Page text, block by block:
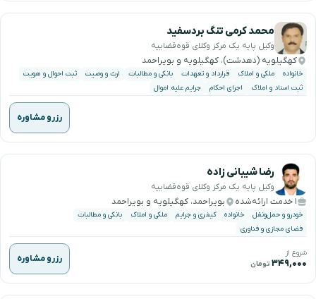
محمد کرمی تنگ بردسفید
وکیل پایه یک مرکز وکلای قوه‌قضاییه
کهگیلویه (دهدشت)، کهگیلویه و بویراحمد
خانواده ملکی و املاک قرارداد و تعهدات بانکی و مطالبات ارث و وصیت
ثبت احوال و هویت
ثبت اسناد و املاک
اجرای احکام جرایم علیه اموال
رزرو مشاوره
رضا شیبانی زاده
وکیل پایه یک مرکز وکلای قوه‌قضاییه
۱ خدمت ارائه‌شده بویراحمد، کهگیلویه و بویراحمد
خودرو و حمل‌ونقل خانواده کیفری و جرایم ملکی و املاک
بانکی و مطالبات
فضای مجازی و فناوری
شروع از
۳۴۹,۰۰۰ تومان رزرو مشاوره